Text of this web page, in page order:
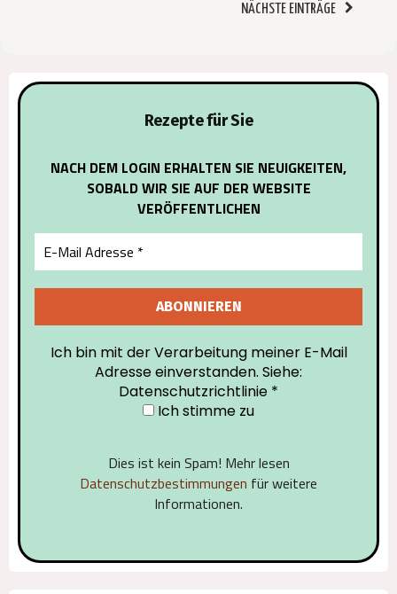
NÄCHSTE EINTRÄGE
Rezepte für Sie
NACH DEM LOGIN ERHALTEN SIE NEUIGKEITEN,
SOBALD WIR SIE AUF DER WEBSITE
VERÖFFENTLICHEN
Ich bin mit der Verarbeitung meiner E-Mail
Adresse einverstanden. Siehe:
Datenschutzrichtlinie *
Ich stimme zu
Dies ist kein Spam! Mehr lesen
Datenschutzbestimmungen für weitere
Informationen.
Alternative: